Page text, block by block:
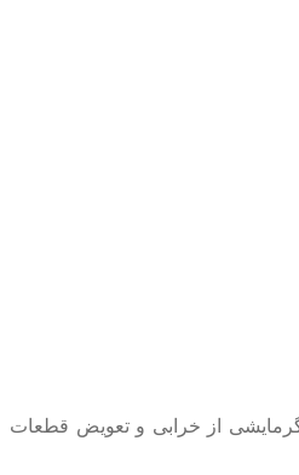
از خرابی و تعویض قطعات